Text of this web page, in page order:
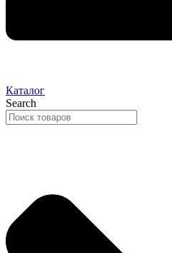
Каталог
Search